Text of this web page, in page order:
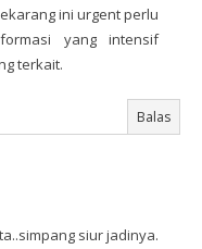
ini urgent perlu
yang intensif
terkait.
Balas
siur jadinya.